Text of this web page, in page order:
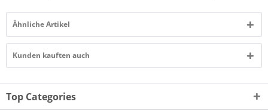
Ähnliche Artikel
Kunden kauften auch
Top Categories